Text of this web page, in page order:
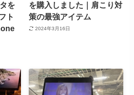
を
ト
を購入しました｜肩こり対
策の最強アイテム
2024年3月16日